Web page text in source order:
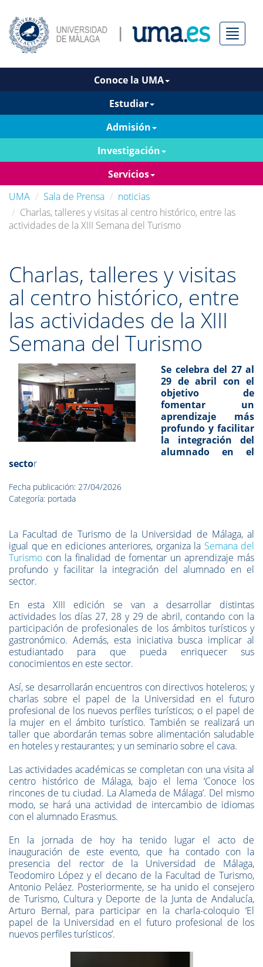
Menú
Conoce la UMA
Estudiar
Admisión
Investigación
Servicios
UMA
Sala de Prensa
noticias
Charlas, talleres y visitas al centro histórico, entre las
actividades de la XIII Semana del Turismo
Charlas, talleres y visitas
al centro histórico, entre
las actividades de la XIII
Semana del Turismo
Se celebra del 27 al
29 de abril con el
objetivo de
fomentar un
aprendizaje más
profundo y facilitar
la integración del
alumnado en el
sector
Fecha publicación: 27/04/2026
Categoría: portada
La Facultad de Turismo de la Universidad de Málaga, al
igual que en ediciones anteriores, organiza la Semana del
Turismo con la finalidad de fomentar un aprendizaje más
profundo y facilitar la integración del alumnado en el
sector.
En esta XIII edición se van a desarrollar distintas
actividades los días 27, 28 y 29 de abril, contando con la
participación de profesionales de los ámbitos turísticos y
gastronómico. Además, esta iniciativa busca implicar al
estudiantado para que pueda enriquecer sus
conocimientos en este sector.
Así, se desarrollarán encuentros con directivos hoteleros; y
charlas sobre el papel de la Universidad en el futuro
profesional de los nuevos perfiles turísticos; o el papel de
la mujer en el ámbito turístico. También se realizará un
taller que abordarán temas sobre alimentación saludable
en hoteles y restaurantes; y un seminario sobre el cava.
Las actividades académicas se completan con una visita al
centro histórico de Málaga, bajo el lema ‘Conoce los
rincones de tu ciudad. La Alameda de Málaga’. Del mismo
modo, se hará una actividad de intercambio de idiomas
con el alumnado Erasmus.
En la jornada de hoy ha tenido lugar el acto de
inauguración de este evento, que ha contado con la
presencia del rector de la Universidad de Málaga,
Teodomiro López y el decano de la Facultad de Turismo,
Antonio Peláez. Posteriormente, se ha unido el consejero
de Turismo, Cultura y Deporte de la Junta de Andalucía,
Arturo Bernal, para participar en la charla-coloquio ‘El
papel de la Universidad en el futuro profesional de los
nuevos perfiles turísticos’.